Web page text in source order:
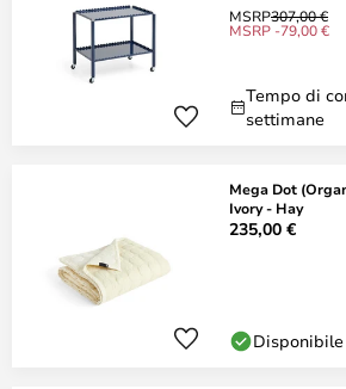
MSRP307,00 €
MSRP -79,00 €
Tempo di
settimane
Mega Dot
Ivory - Hay
235,00 €
Disponibile